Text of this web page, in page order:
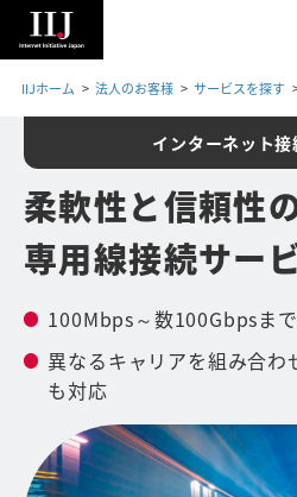
IIJホーム 法人のお客様 サービスを探す
インターネット
柔軟性と信頼性
専用線接続サー
100Mbps～数100Gbpsま
異なるキャリアを組み合わ
も対応